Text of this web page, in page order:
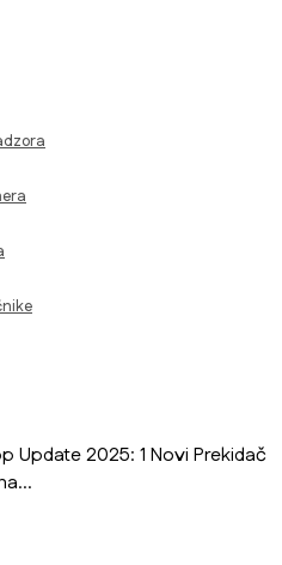
Update 2025: 1 Novi Prekidač